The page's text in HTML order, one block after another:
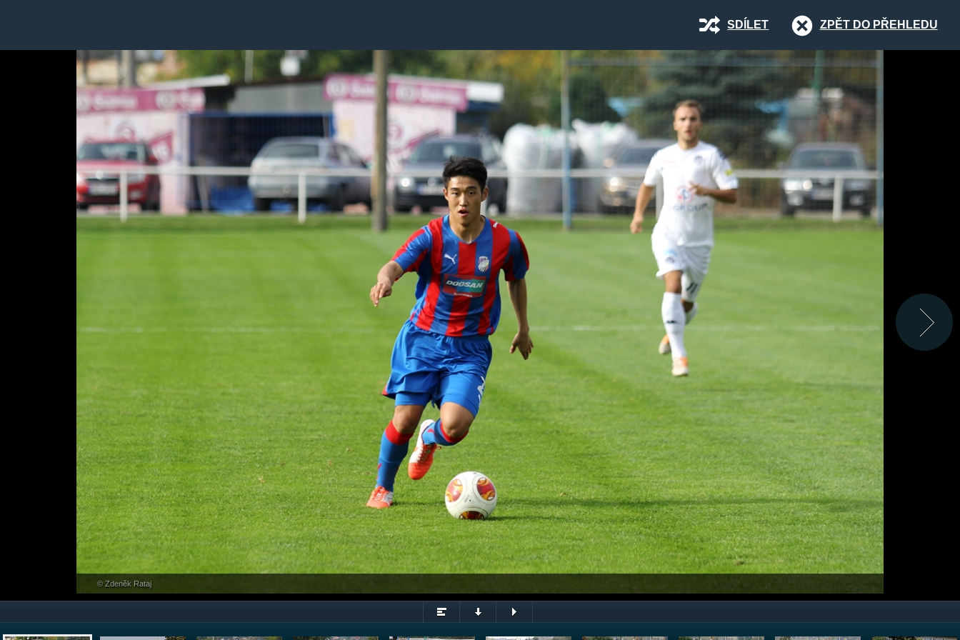
ZPĚT DO PŘEHLEDU
SDÍLET
© Zdeněk Rataj